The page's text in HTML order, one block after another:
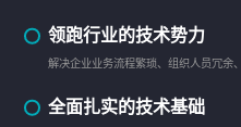
领跑行业的技术势力
解决企业业务流程繁琐、组织人员冗余
全面扎实的技术基础